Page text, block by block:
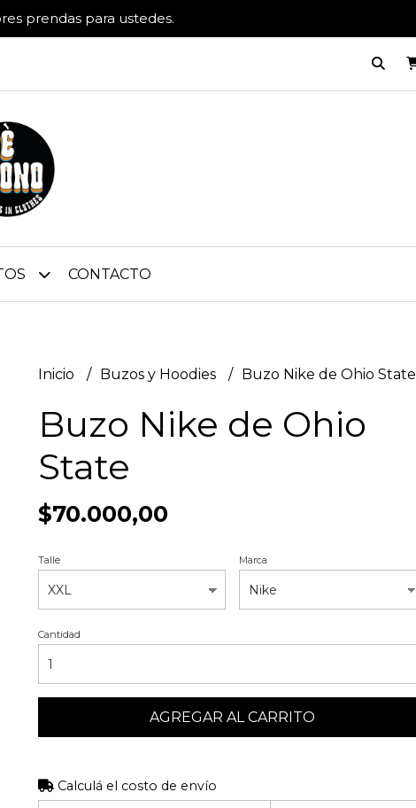
prendas para ustedes.
CONTACTO
Inicio Buzos y Hoodies Buzo Nike de Ohio State
Buzo Nike de Ohio
State
$70.000,00
Talle Marca
Cantidad
AGREGAR AL CARRITO
Calculá el costo de envío